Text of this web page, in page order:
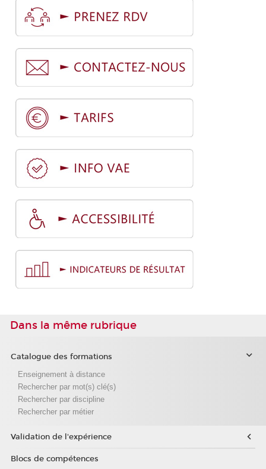
Dans la même rubrique
Catalogue des formations
Enseignement à distance
Rechercher par mot(s) clé(s)
Rechercher par discipline
Rechercher par métier
Validation de l'expérience
Blocs de compétences